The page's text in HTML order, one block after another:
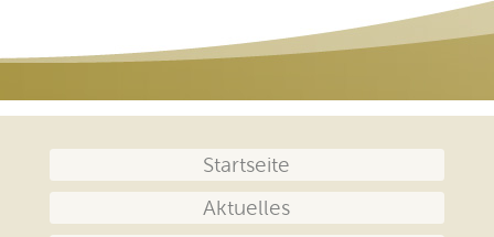
überspringen
Startseite
Aktuelles